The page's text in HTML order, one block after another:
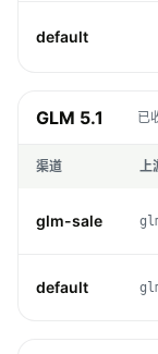
default
GLM 5.1 已
渠道 上
glm-sale
default